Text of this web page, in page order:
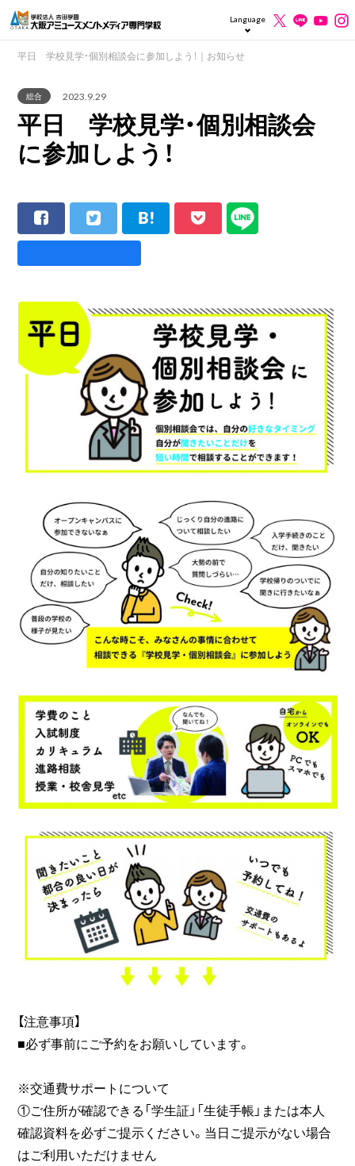
Language
平日 学校見学・個別相談会に参加しよう！｜お知らせ
総合 2023.9.29
平日 学校見学・個別相談会
に参加しよう！
【注意事項】
■必ず事前にご予約をお願いしています。
※交通費サポートについて
①ご住所が確認できる「学生証」「生徒手帳」または本人
確認資料を必ずご提示ください。当日ご提示がない場合
はご利用いただけません